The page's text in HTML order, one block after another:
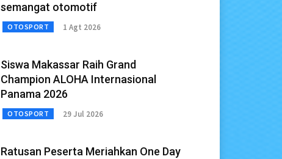
semangat otomotif
OTOSPORT 1 Agt 2026
Siswa Makassar Raih Grand
Champion ALOHA Internasional
Panama 2026
OTOSPORT 29 Jul 2026
Ratusan Peserta Meriahkan One Day